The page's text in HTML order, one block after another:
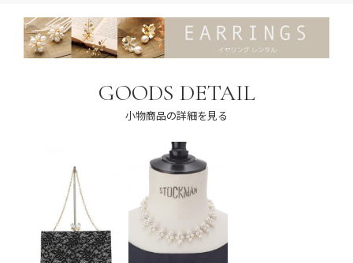
GOODS DETAIL
小物商品の詳細を見る